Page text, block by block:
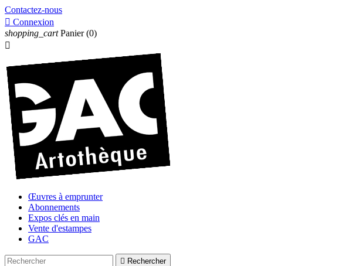
Contactez-nous
 Connexion
shopping_cart Panier (0)

Œuvres à emprunter
Abonnements
Expos clés en main
Vente d'estampes
GAC
 Rechercher